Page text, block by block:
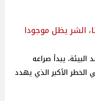
الشر يظل موجودا
يبدأ صراعه
الأكبر الذي يهدد